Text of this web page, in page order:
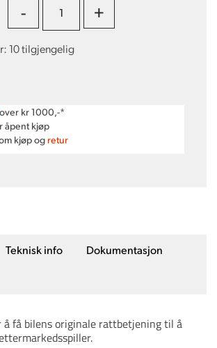
- +
10tilgjengelig
over kr 1000,-*
åpent kjøp
kjøp og retur
Teknisk info Dokumentasjon
å få bilens originale rattbetjening til å